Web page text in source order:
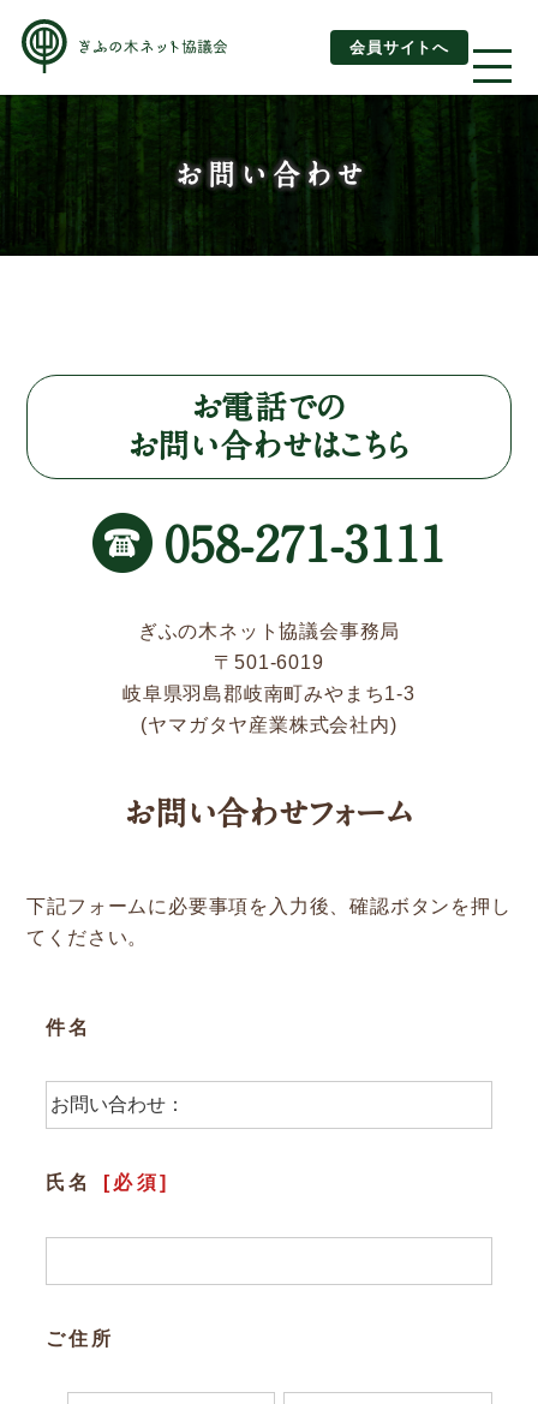
会員サイトへ
About us
ぎふの木ネットとは
はじめてご利用されるお客様へ
運営団体情報
新着情報
Service
ぎふの木ネットの家づくり
補助金・お得情報
施工事例
参加企業/団体一覧
Column
構造材パッケージ
潜入！岐阜県産材ができるまで
お問い合わせ
お電話での
お問い合わせはこちら
058-271-3111
ぎふの木ネット協議会事務局
〒501-6019
岐阜県羽島郡岐南町みやまち1-3
(ヤマガタヤ産業株式会社内)
お問い合わせフォーム
下記フォームに必要事項を入力後、確認ボタンを押し
てください。
件名
氏名 [必須]
ご住所